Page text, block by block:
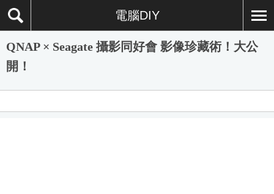
電腦DIY
QNAP × Seagate 攝影同好會 影像珍藏術！大公
開！